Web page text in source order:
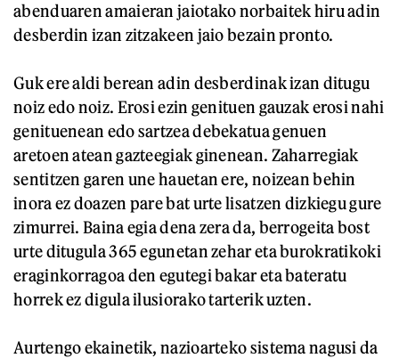
abenduaren amaieran jaiotako norbaitek hiru adin
desberdin izan zitzakeen jaio bezain pronto.
Guk ere aldi berean adin desberdinak izan ditugu
noiz edo noiz. Erosi ezin genituen gauzak erosi nahi
genituenean edo sartzea debekatua genuen
aretoen atean gazteegiak ginenean. Zaharregiak
sentitzen garen une hauetan ere, noizean behin
inora ez doazen pare bat urte lisatzen dizkiegu gure
zimurrei. Baina egia dena zera da, berrogeita bost
urte ditugula 365 egunetan zehar eta burokratikoki
eraginkorragoa den egutegi bakar eta bateratu
horrek ez digula ilusiorako tarterik uzten.
Aurtengo ekainetik, nazioarteko sistema nagusi da